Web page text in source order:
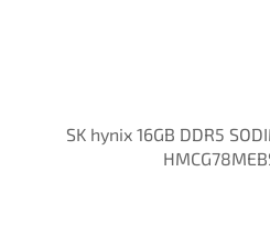
SK hynix 16GB DDR5